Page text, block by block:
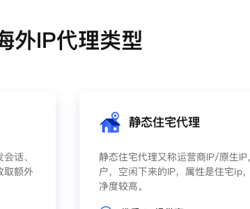
外IP代理类型
话、
取额外
静态住宅代理
静态住宅代理又称运营商IP/原生
户，空闲下来的IP，属性是住宅ip
净度较高。